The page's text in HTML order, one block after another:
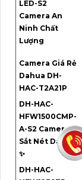
LED-S2
Camera An
Ninh Chất
Lượng
Camera Giá Rẻ
Dahua DH-
HAC-T2A21P
DH-HAC-
HFW1500CMP-
A-S2 Camera
Sắt Nét Dahua
✨
DH-HAC-